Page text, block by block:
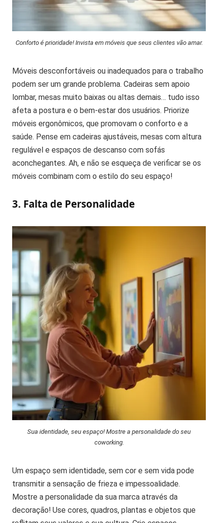
Conforto é prioridade! Invista em móveis que seus clientes vão amar.
Móveis desconfortáveis ou inadequados para o trabalho
podem ser um grande problema. Cadeiras sem apoio
lombar, mesas muito baixas ou altas demais… tudo isso
afeta a postura e o bem-estar dos usuários. Priorize
móveis ergonômicos, que promovam o conforto e a
saúde. Pense em cadeiras ajustáveis, mesas com altura
regulável e espaços de descanso com sofás
aconchegantes. Ah, e não se esqueça de verificar se os
móveis combinam com o estilo do seu espaço!
3. Falta de Personalidade
Sua identidade, seu espaço! Mostre a personalidade do seu
coworking.
Um espaço sem identidade, sem cor e sem vida pode
transmitir a sensação de frieza e impessoalidade.
Mostre a personalidade da sua marca através da
decoração! Use cores, quadros, plantas e objetos que